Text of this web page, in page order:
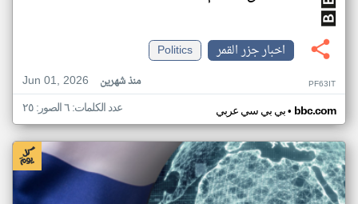
اخبار جزر القمر
Politics
Jun 01, 2026
منذ شهرين PF63IT
بي بي سي عربي• bbc.com عدد الكلمات: ٦ الصور: ٢٥